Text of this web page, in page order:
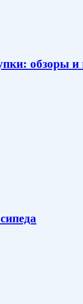
обзоры и